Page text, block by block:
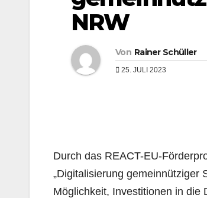
NRW
Von Rainer Schüller
25. JULI 2023
Durch das REACT-EU-
„Digitalisierung gemeinnütziger
Möglichkeit, Investitionen in die